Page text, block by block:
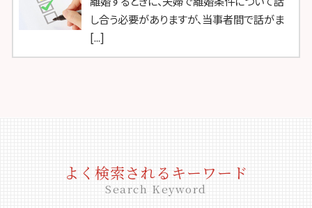
し合う必要がありますが、当事者間で話がま
[...]
よく検索されるキーワード
Search Keyword